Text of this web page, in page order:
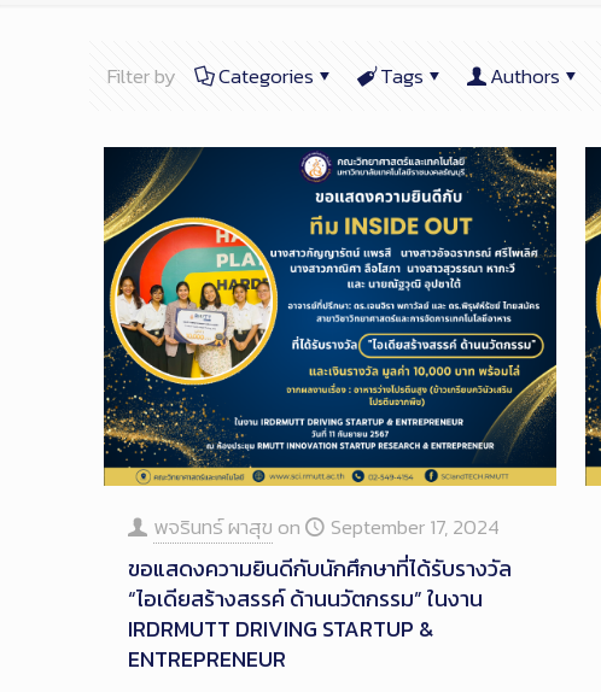
Filter by Categories Tags Authors
พจรินทร์ ผาสุข on September 17, 2024
ขอแสดงความยินดีกับนักศึกษาที่ได้รับรางวัล
“ไอเดียสร้างสรรค์ ด้านนวัตกรรม” ในงาน
IRDRMUTT DRIVING STARTUP &
ENTREPRENEUR